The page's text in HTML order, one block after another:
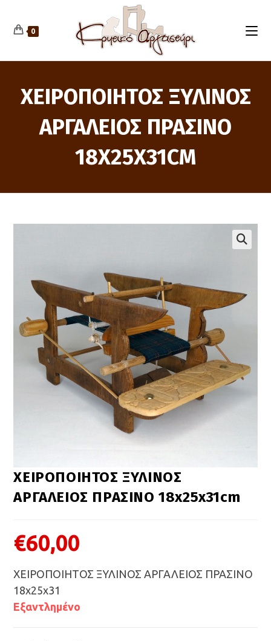
content 0
ΧΕΙΡΟΠΟΙΗΤΟΣ ΞΥΛΙΝΟΣ
ΑΡΓΑΛΕΙΟΣ ΠΡΑΣΙΝΟ
18X25X31CM
ΧΕΙΡΟΠΟΙΗΤΟΣ ΞΥΛΙΝΟΣ
ΑΡΓΑΛΕΙΟΣ ΠΡΑΣΙΝΟ 18x25x31cm
€60,00
ΧΕΙΡΟΠΟΙΗΤΟΣ ΞΥΛΙΝΟΣ ΑΡΓΑΛΕΙΟΣ ΠΡΑΣΙΝΟ
18x25x31
Εξαντλημένο